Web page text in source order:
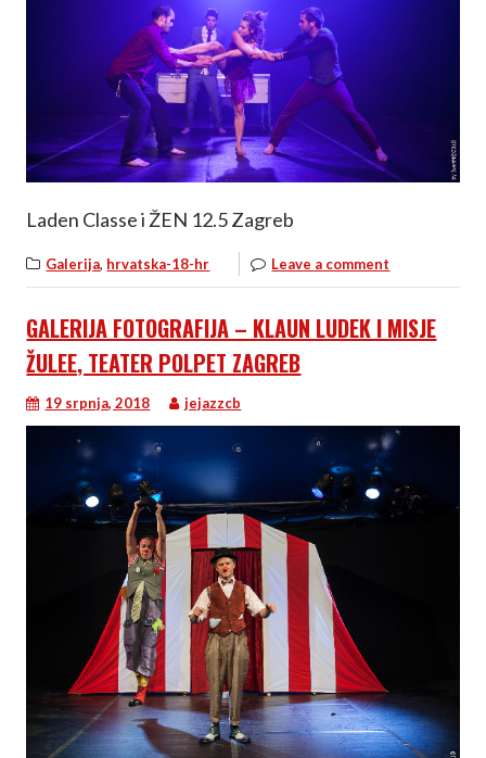
Laden Classe i ŽEN 12.5 Zagreb
Galerija, hrvatska-18-hr Leave a comment
GALERIJA FOTOGRAFIJA – KLAUN LUDEK I MISJE
ŽULEE, TEATER POLPET ZAGREB
19 srpnja, 2018 jejazzcb